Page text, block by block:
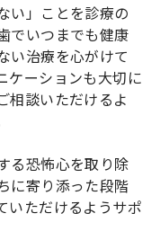
い」ことを診療の
でいつまでも健康
い治療を心がけて
ケーションも大切に
相談いただけるよ
る恐怖心を取り除
に寄り添った段階
いただけるようサポ